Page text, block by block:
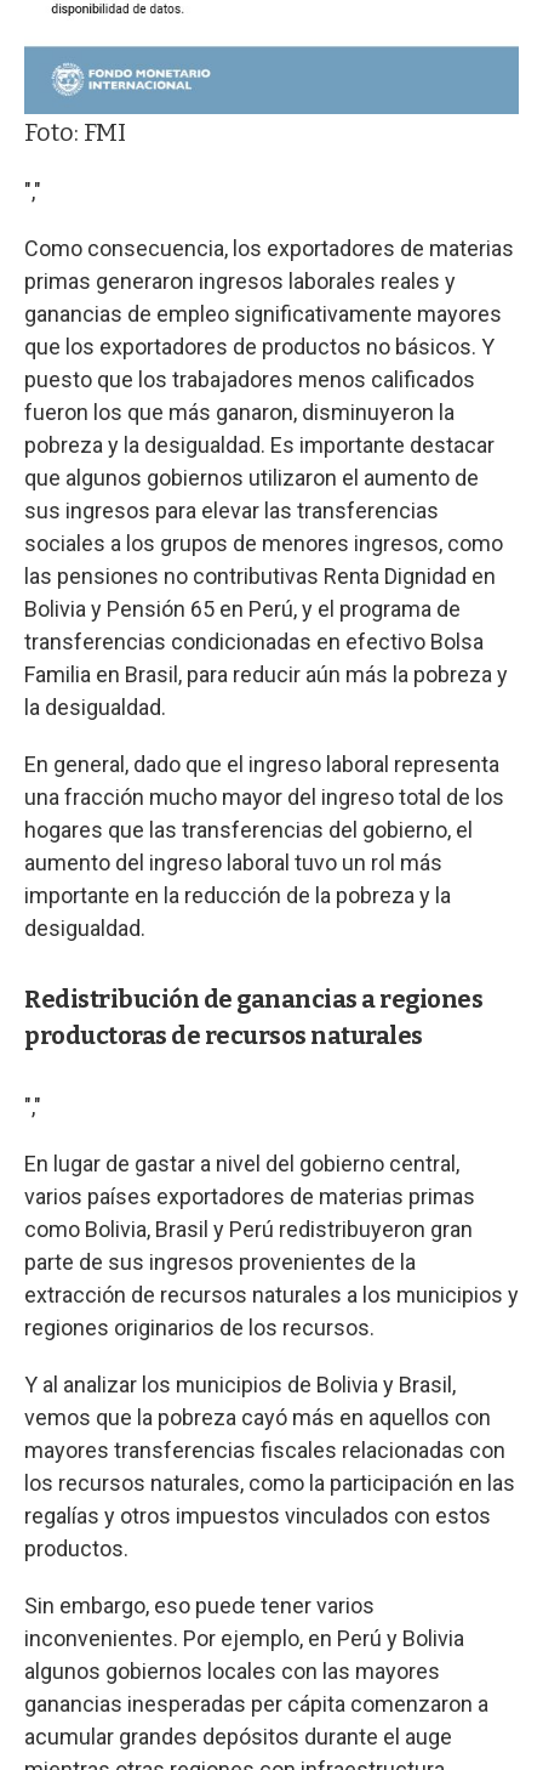
Foto: FMI
","
Como consecuencia, los exportadores de materias
primas generaron ingresos laborales reales y
ganancias de empleo significativamente mayores
que los exportadores de productos no básicos. Y
puesto que los trabajadores menos calificados
fueron los que más ganaron, disminuyeron la
pobreza y la desigualdad. Es importante destacar
que algunos gobiernos utilizaron el aumento de
sus ingresos para elevar las transferencias
sociales a los grupos de menores ingresos, como
las pensiones no contributivas Renta Dignidad en
Bolivia y Pensión 65 en Perú, y el programa de
transferencias condicionadas en efectivo Bolsa
Familia en Brasil, para reducir aún más la pobreza y
la desigualdad.
En general, dado que el ingreso laboral representa
una fracción mucho mayor del ingreso total de los
hogares que las transferencias del gobierno, el
aumento del ingreso laboral tuvo un rol más
importante en la reducción de la pobreza y la
desigualdad.
Redistribución de ganancias a regiones
productoras de recursos naturales
","
En lugar de gastar a nivel del gobierno central,
varios países exportadores de materias primas
como Bolivia, Brasil y Perú redistribuyeron gran
parte de sus ingresos provenientes de la
extracción de recursos naturales a los municipios y
regiones originarios de los recursos.
Y al analizar los municipios de Bolivia y Brasil,
vemos que la pobreza cayó más en aquellos con
mayores transferencias fiscales relacionadas con
los recursos naturales, como la participación en las
regalías y otros impuestos vinculados con estos
productos.
Sin embargo, eso puede tener varios
inconvenientes. Por ejemplo, en Perú y Bolivia
algunos gobiernos locales con las mayores
ganancias inesperadas per cápita comenzaron a
acumular grandes depósitos durante el auge